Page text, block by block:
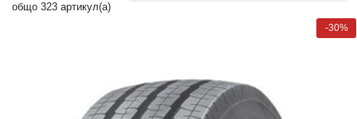
общо 323 артикул(а)
-30%